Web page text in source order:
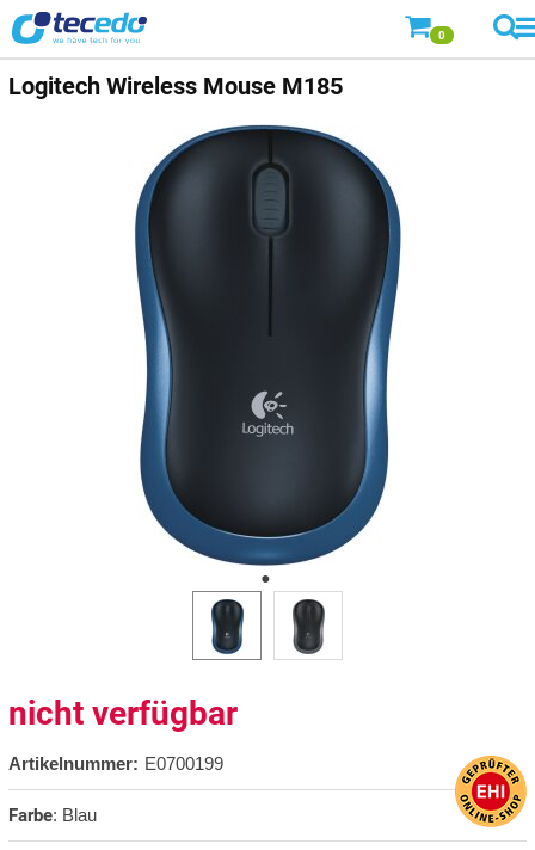
0
Logitech Wireless Mouse M185
nicht verfügbar
Artikelnummer: E0700199
Farbe: Blau